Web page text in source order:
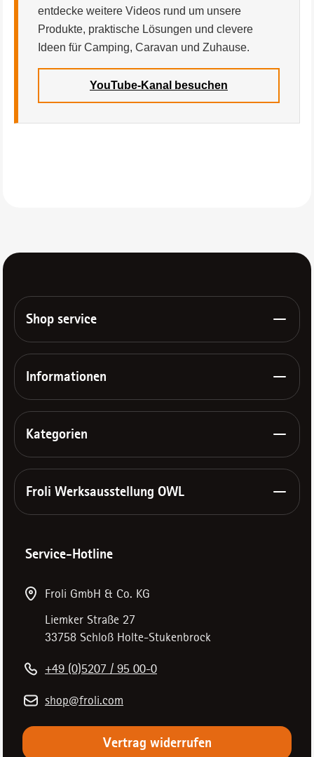
entdecke weitere Videos rund um unsere
Produkte, praktische Lösungen und clevere
Ideen für Camping, Caravan und Zuhause.
YouTube-Kanal besuchen
Service-Hotline
Froli GmbH & Co. KG
Liemker Straße 27
33758 Schloß Holte-Stukenbrock
+49 (0)5207 / 95 00-0
shop@froli.com
Vertrag widerrufen
Shop service
Informationen
Kategorien
Froli Werksausstellung OWL